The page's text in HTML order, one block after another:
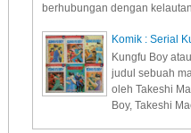
berhubungan dengan
Komik : Serial
Kungfu Boy
judul sebuah
oleh Takeshi
Boy, Takeshi